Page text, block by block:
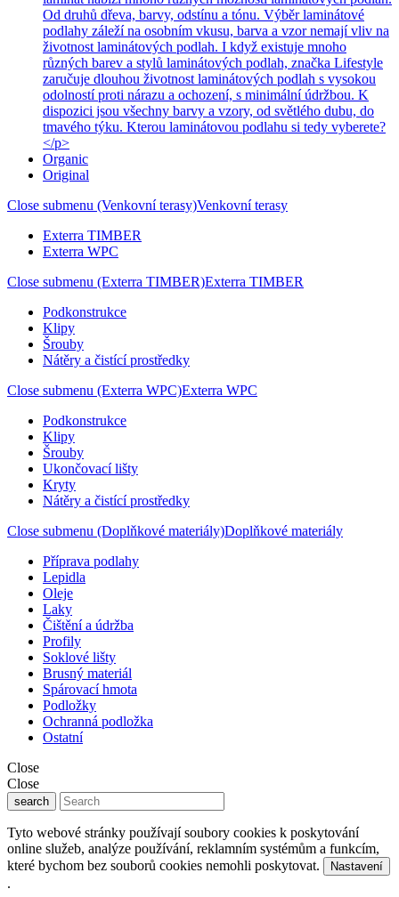
Od druhů dřeva, barvy, odstínu a tónu. Výběr laminátové
podlahy záleží na osobním vkusu, barva a vzor nemají vliv na
životnost laminátových podlah. I když existuje mnoho
různých barev a stylů laminátových podlah, značka Lifestyle
zaručuje dlouhou životnost laminátových podlah s vysokou
odolností proti nárazu a ochození, s minimální údržbou. K
dispozici jsou všechny barvy a vzory, od světlého dubu, do
tmavého týku. Kterou laminátovou podlahu si tedy vyberete?
</p>
Organic
Original
Close submenu (Venkovní terasy)Venkovní terasy
Exterra TIMBER
Exterra WPC
Close submenu (Exterra TIMBER)Exterra TIMBER
Podkonstrukce
Klipy
Šrouby
Nátěry a čistící prostředky
Close submenu (Exterra WPC)Exterra WPC
Podkonstrukce
Klipy
Šrouby
Ukončovací lišty
Kryty
Nátěry a čistící prostředky
Close submenu (Doplňkové materiály)Doplňkové materiály
Příprava podlahy
Lepidla
Oleje
Laky
Čištění a údržba
Profily
Soklové lišty
Brusný materiál
Spárovací hmota
Podložky
Ochranná podložka
Ostatní
Close
Close
search
Tyto webové stránky používají soubory cookies k poskytování
online služeb, analýze používání, reklamním systémům a funkcím,
které bychom bez souborů cookies nemohli poskytovat.
Nastavení
.